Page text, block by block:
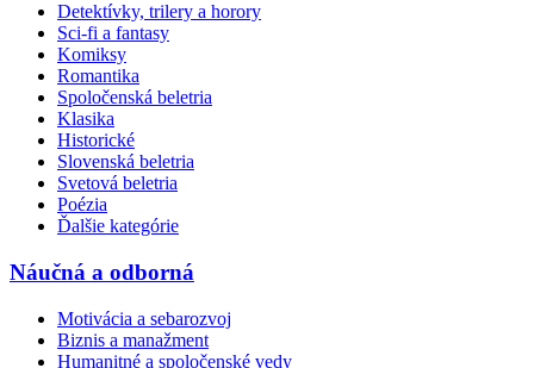
Detektívky, trilery a horory
Sci-fi a fantasy
Komiksy
Romantika
Spoločenská beletria
Klasika
Historické
Slovenská beletria
Svetová beletria
Poézia
Ďalšie kategórie
Náučná a odborná
Motivácia a sebarozvoj
Biznis a manažment
Humanitné a spoločenské vedy